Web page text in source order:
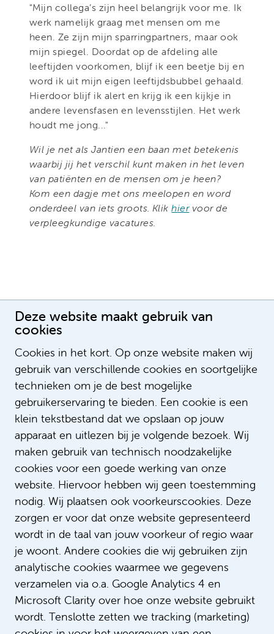
Deze website maakt gebruik van
cookies
Cookies in het kort. Op onze website maken wij
gebruik van verschillende cookies en soortgelijke
technieken om je de best mogelijke
gebruikerservaring te bieden. Een cookie is een
klein tekstbestand dat we opslaan op jouw
apparaat en uitlezen bij je volgende bezoek. Wij
maken gebruik van technisch noodzakelijke
cookies voor een goede werking van onze
website. Hiervoor hebben wij geen toestemming
nodig. Wij plaatsen ook voorkeurscookies. Deze
zorgen er voor dat onze website gepresenteerd
wordt in de taal van jouw voorkeur of regio waar
je woont. Andere cookies die wij gebruiken zijn
analytische cookies waarmee we gegevens
verzamelen via o.a. Google Analytics 4 en
Microsoft Clarity over hoe onze website gebruikt
wordt. Tenslotte zetten we tracking (marketing)
"Mijn collega’s zijn heel belangrijk voor me. Ik
werk namelijk graag met mensen om me
heen. Ze zijn mijn sparringpartners, maar ook
mijn spiegel. Doordat op de afdeling alle
leeftijden voorkomen, blijf ik een beetje bij en
word ik uit mijn eigen leeftijdsbubbel gehaald.
Hierdoor blijf ik alert en krijg ik een kijkje in
andere levensfasen en levensstijlen. Het werk
houdt me jong..."
Wil je net als Jantien een baan met betekenis
waarbij jij het verschil kunt maken in het leven
van patiënten en de mensen om je heen?
Kom een dagje met ons meelopen en word
onderdeel van iets groots. Klikhiervoor de
verpleegkundige vacatures.
Lees meer verhalen
Digdem combineert zorg met
haar passie voor muziek